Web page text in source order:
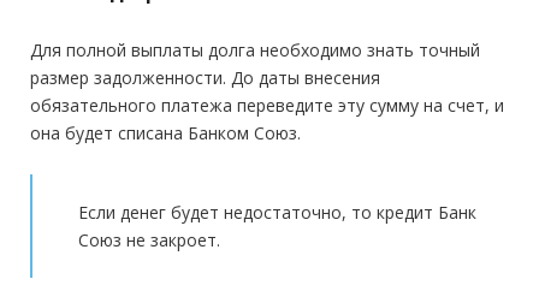
Для полной выплаты долга необходимо знать точный
размер задолженности. До даты внесения
обязательного платежа переведите эту сумму на счет, и
она будет списана Банком Союз.
Если денег будет недостаточно, то кредит Банк
Союз не закроет.